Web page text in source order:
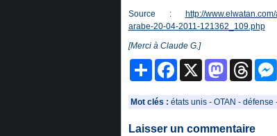
Source :
http://
arabe-20-04-2011-121362_109.php
[Merci à Claude G.]
PartagerFacebook Mastodon
Mot clés : états unis- OTAN - défense
Laisser un commentaire